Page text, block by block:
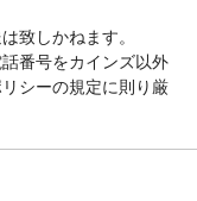
致しかねます。
番号をカインズ以外
シーの規定に則り厳